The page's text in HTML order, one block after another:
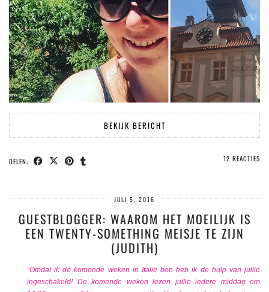
BEKIJK BERICHT
DELEN: 12 REACTIES
JULI 5, 2016
GUESTBLOGGER: WAAROM HET MOEILIJK IS
EEN TWENTY-SOMETHING MEISJE TE ZIJN
(JUDITH)
“Omdat ik de komende weken in Italië ben heb ik de hulp van jullie
ingeschakeld! De komende weken lezen jullie iedere middag om